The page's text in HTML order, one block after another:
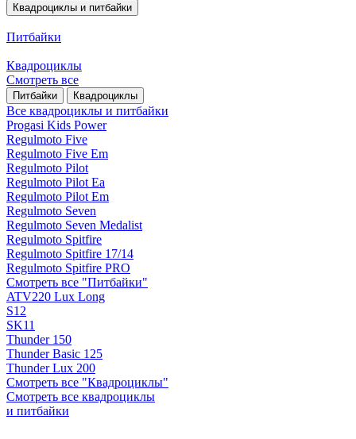
Квадроциклы и питбайки
Питбайки
Квадроциклы
Смотреть все
Питбайки Квадроциклы
Все квадроциклы и питбайки
Progasi Kids Power
Regulmoto Five
Regulmoto Five Em
Regulmoto Pilot
Regulmoto Pilot Ea
Regulmoto Pilot Em
Regulmoto Seven
Regulmoto Seven Medalist
Regulmoto Spitfire
Regulmoto Spitfire 17/14
Regulmoto Spitfire PRO
Смотреть все "Питбайки"
ATV220 Lux Long
S12
SK11
Thunder 150
Thunder Basic 125
Thunder Lux 200
Смотреть все "Квадроциклы"
Смотреть все квадроциклы
и питбайки